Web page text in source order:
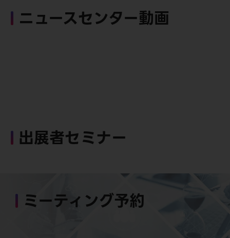
ニュースセンター動画
出展者セミナー
ミーティング予約